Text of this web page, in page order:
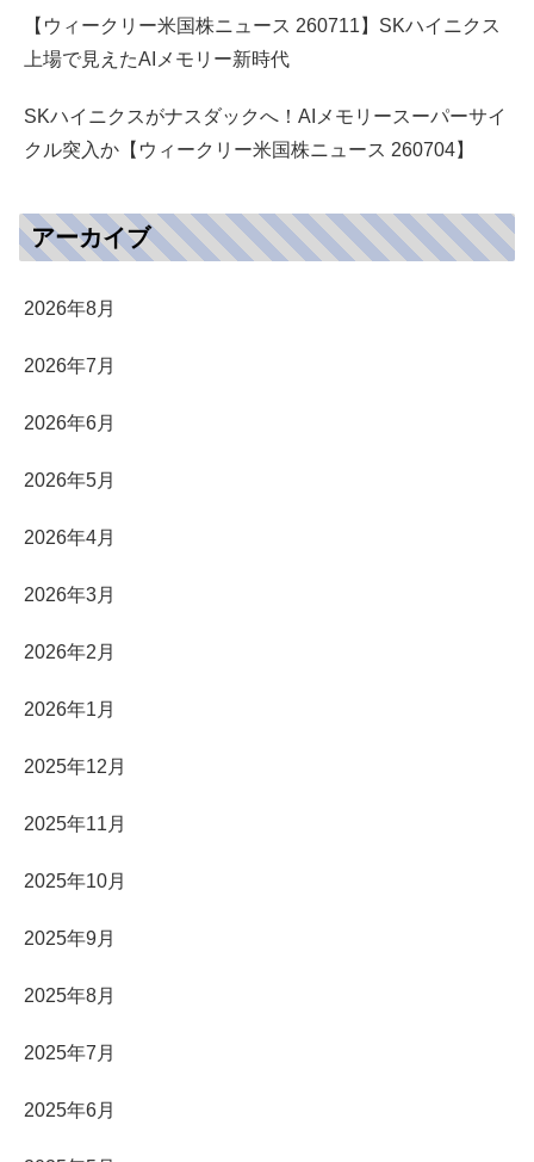
【ウィークリー米国株ニュース 260711】SKハイニクス
上場で見えたAIメモリー新時代
SKハイニクスがナスダックへ！AIメモリースーパーサイ
クル突入か【ウィークリー米国株ニュース 260704】
アーカイブ
2026年8月
2026年7月
2026年6月
2026年5月
2026年4月
2026年3月
2026年2月
2026年1月
2025年12月
2025年11月
2025年10月
2025年9月
2025年8月
2025年7月
2025年6月